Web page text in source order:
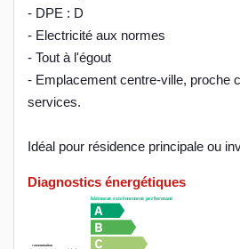
- DPE : D
- Electricité aux normes
- Tout à l'égout
- Emplacement centre-ville, proche
services.
Idéal pour résidence principale ou
Diagnostics énergétiques